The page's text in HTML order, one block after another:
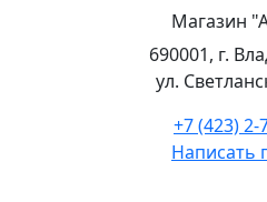
Магазин
690001, г.
ул.
+7 (423) 2-
Написать